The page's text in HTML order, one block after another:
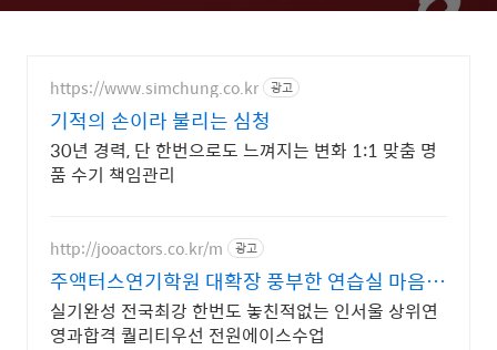
https://www.simchung.co.kr 광고
기적의 손이라 불리는 심청
30년 경력, 단 한번으로도 느껴지는 변화 1:1 맞춤 명
품 수기 책임관리
http://jooactors.co.kr/m 광고
주액터스연기학원 대확장 풍부한 연습실 마음껏
사용가능
실기완성 전국최강 한번도 놓친적없는 인서울 상위연
영과합격 퀄리티우선 전원에이스수업